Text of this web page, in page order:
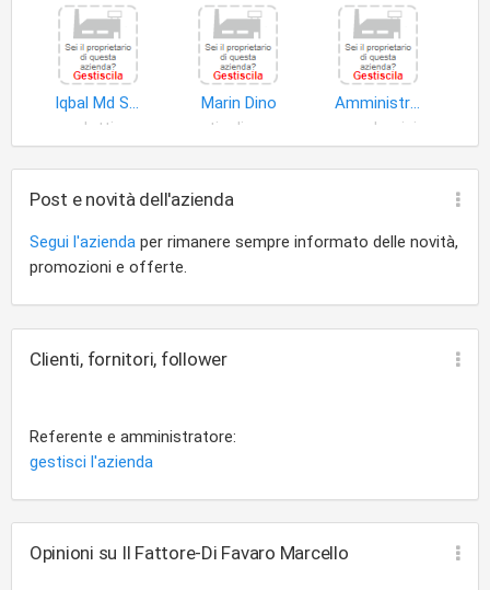
Iqbal Md Shafiqul Islam
Marin Dino
Amministrazioni Condominiali Isola D'oro di DOTT. Enzo Marocco e C. S.a.s
condomini
Post e novità dell'azienda
Segui l'azienda per rimanere sempre informato delle novità,
promozioni e offerte.
Clienti, fornitori, follower
Referente e amministratore:
gestisci l'azienda
Opinioni su Il Fattore-Di Favaro Marcello